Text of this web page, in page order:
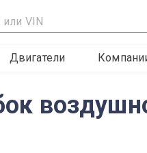
Двигатели